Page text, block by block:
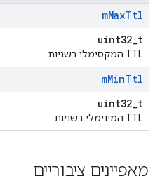
mMaxTtl
uint32_t
TTL המקסימלי בשניות.
mMinTtl
uint32_t
TTL המינימלי בשניות.
מאפיינים ציבוריים